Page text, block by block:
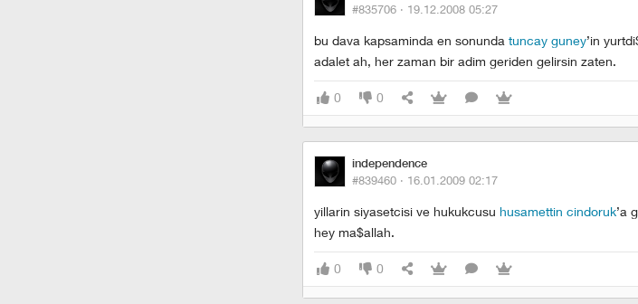
#835706 · 19.12.2008 05:27
bu dava kapsaminda en sonunda tuncay guney’in
adalet ah, her zaman bir adim geriden gelirsin zaten.
0 0
independence
#839460 · 16.01.2009 02:17
yillarin siyasetcisi ve hukukcusu husamettin cindoruk’a
hey ma$allah.
0 0